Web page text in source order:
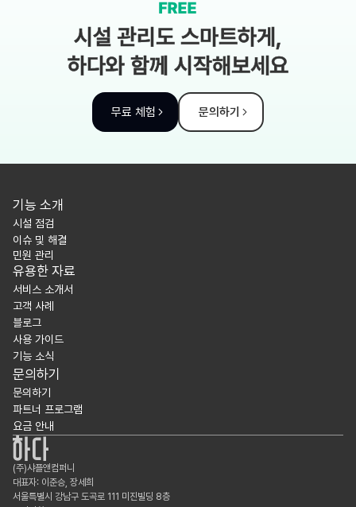
시설 관리도 스마트하게,
하다와 함께 시작해보세요
무료 체험 문의하기
기능 소개
시설 점검
이슈 및 해결
민원 관리
유용한 자료
서비스 소개서
고객 사례
블로그
사용 가이드
기능 소식
문의하기
문의하기
파트너 프로그램
요금 안내
(주)샤플앤컴퍼니
대표자: 이준승, 장세희
서울특별시 강남구 도곡로 111 미진빌딩 8층